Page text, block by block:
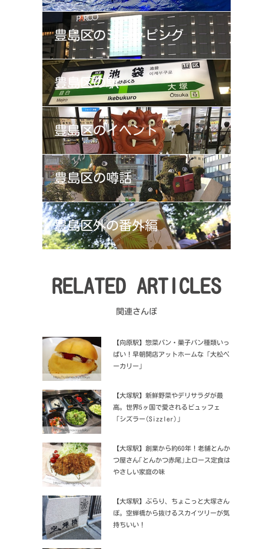
豊島区のショッピング
豊島区の駅
豊島区のイベント
豊島区の噂話
豊島区外の番外編
RELATED ARTICLES
関連さんぽ
【向原駅】惣菜パン・菓子パン種類いっ
ぱい！早朝開店アットホームな「大松ベ
ーカリー」
【大塚駅】新鮮野菜やデリサラダが最
高。世界5ヶ国で愛されるビュッフェ
「シズラー(Sizzler)」
【大塚駅】創業から約60年！老舗とんか
つ屋さん｢とんかつ赤尾｣上ロース定食は
やさしい家庭の味
【大塚駅】ぶらり、ちょこっと大塚さん
ぽ。空蝉橋から抜けるスカイツリーが気
持ちいい！